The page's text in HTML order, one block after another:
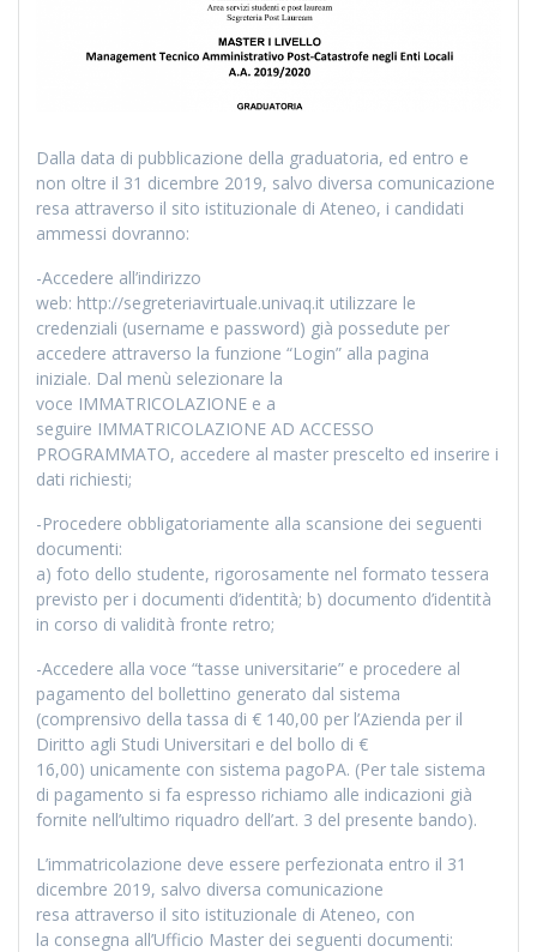
Dalla data di pubblicazione della graduatoria, ed entro e
non oltre il 31 dicembre 2019, salvo diversa comunicazione
resa attraverso il sito istituzionale di Ateneo, i candidati
ammessi dovranno:
-Accedere all’indirizzo
web: http://segreteriavirtuale.univaq.it utilizzare le
credenziali (username e password) già possedute per
accedere attraverso la funzione “Login” alla pagina
iniziale. Dal menù selezionare la
voce IMMATRICOLAZIONE e a
seguire IMMATRICOLAZIONE AD ACCESSO
PROGRAMMATO, accedere al master prescelto ed inserire i
dati richiesti;
-Procedere obbligatoriamente alla scansione dei seguenti
documenti:
a) foto dello studente, rigorosamente nel formato tessera
previsto per i documenti d’identità; b) documento d’identità
in corso di validità fronte retro;
-Accedere alla voce “tasse universitarie” e procedere al
pagamento del bollettino generato dal sistema
(comprensivo della tassa di € 140,00 per l’Azienda per il
Diritto agli Studi Universitari e del bollo di €
16,00) unicamente con sistema pagoPA. (Per tale sistema
di pagamento si fa espresso richiamo alle indicazioni già
fornite nell’ultimo riquadro dell’art. 3 del presente bando).
L’immatricolazione deve essere perfezionata entro il 31
dicembre 2019, salvo diversa comunicazione
resa attraverso il sito istituzionale di Ateneo, con
la consegna all’Ufficio Master dei seguenti documenti: